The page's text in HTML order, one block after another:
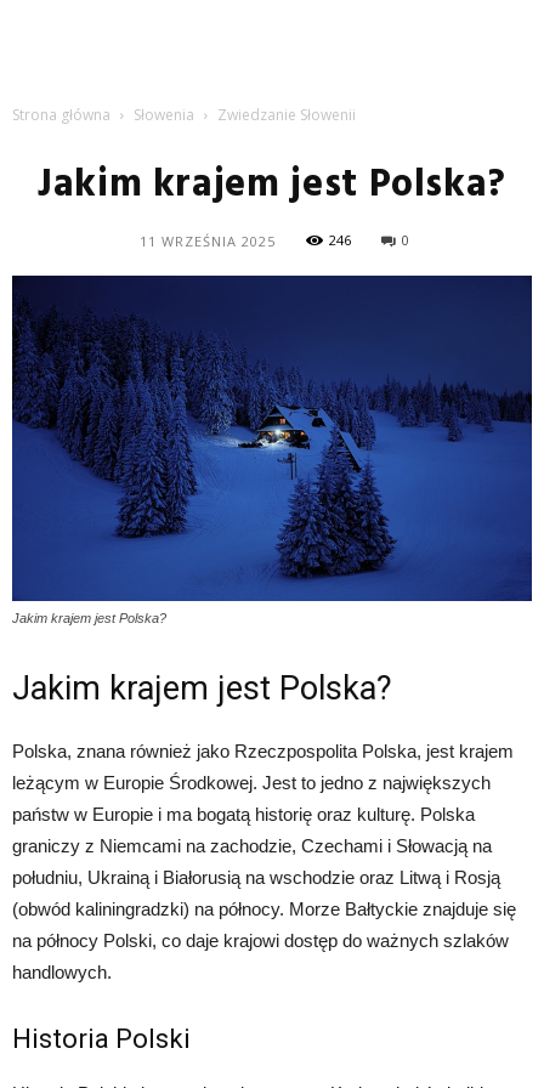
Strona główna Słowenia Zwiedzanie Słowenii
Jakim krajem jest Polska?
11 WRZEŚNIA 2025 246 0
Jakim krajem jest Polska?
Jakim krajem jest Polska?
Polska, znana również jako Rzeczpospolita Polska, jest krajem
leżącym w Europie Środkowej. Jest to jedno z największych
państw w Europie i ma bogatą historię oraz kulturę. Polska
graniczy z Niemcami na zachodzie, Czechami i Słowacją na
południu, Ukrainą i Białorusią na wschodzie oraz Litwą i Rosją
(obwód kaliningradzki) na północy. Morze Bałtyckie znajduje się
na północy Polski, co daje krajowi dostęp do ważnych szlaków
handlowych.
Historia Polski